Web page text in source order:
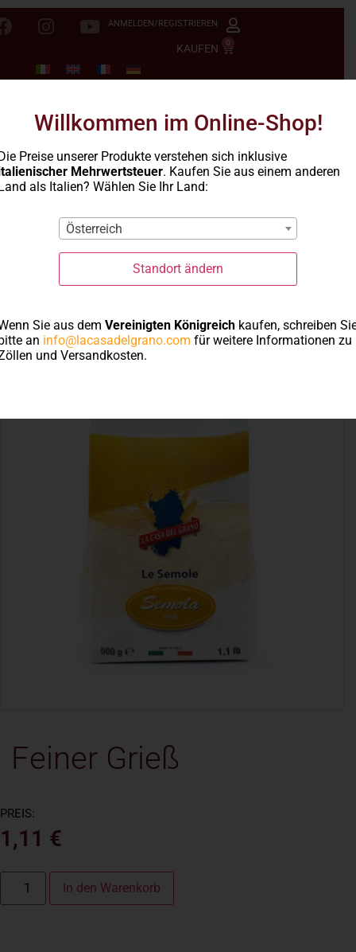
ANMELDEN/REGISTRIEREN
KAUFEN 0
La Casa del Grano-Grieß- Feiner Grieß
Feiner Grieß
PREIS:
1,11 €
In den Warenkorb
Willkommen im Online-Shop!
Preise unserer Produkte verstehen sich inklusive
Mehrwertsteuer. Kaufen Sie aus einem anderen
als Italien? Wählen Sie Ihr Land:
Österreich
Standort ändern
Sie aus dem Vereinigten Königreichkaufen, schreiben
an info@lacasadelgrano.com für weitere Informationen zu
und Versandkosten.